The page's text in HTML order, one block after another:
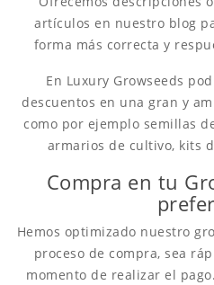
artículos en nuestro blog
forma más correcta y
En Luxury Growseeds
descuentos en una gran y
como por ejemplo semillas
armarios de cultivo, kits
Compra en tu
Hemos optimizado nuestro
proceso de compra, sea
momento de realizar el